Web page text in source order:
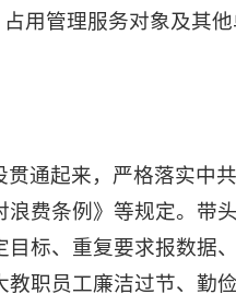
用管理服务对象及其他
通起来，严格落实中
费条例》等规定。带
标、重复要求报数据
职员工廉洁过节、勤